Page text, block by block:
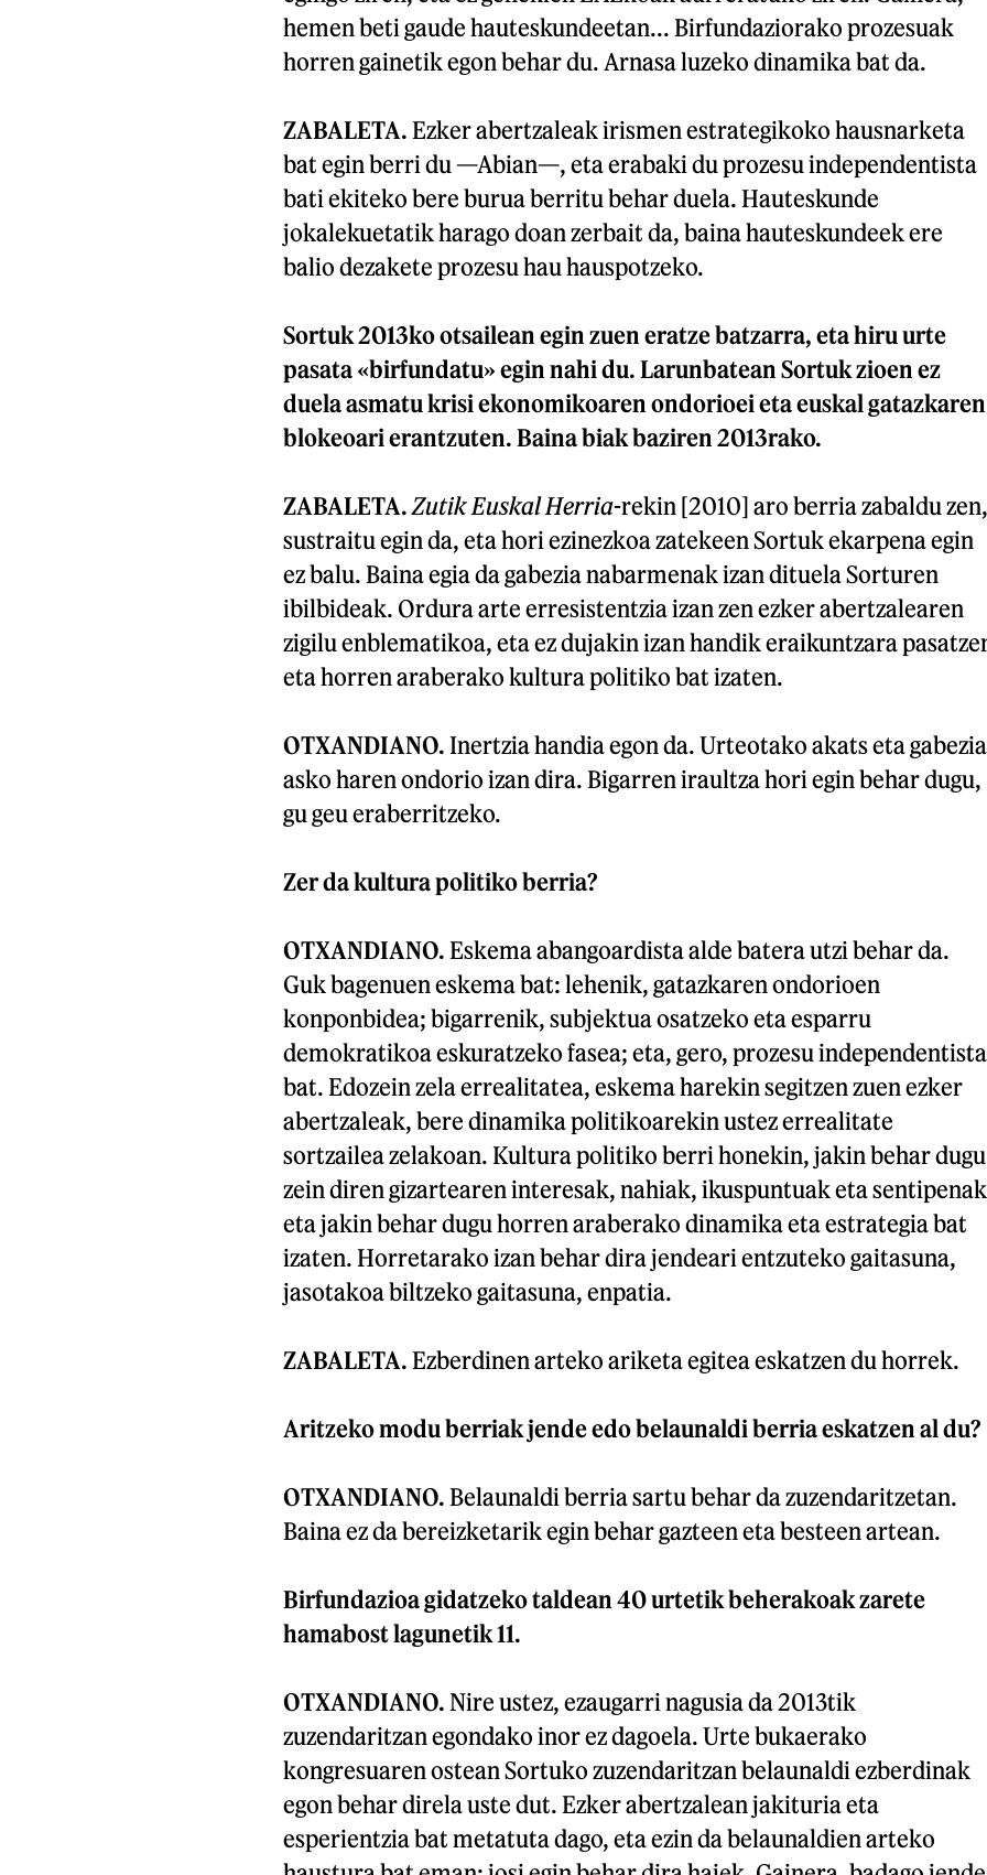
hemen beti gaude hauteskundeetan... Birfundaziorako prozesuak
horren gainetik egon behar du. Arnasa luzeko dinamika bat da.
ZABALETA. Ezker abertzaleak irismen estrategikoko hausnarketa
bat egin berri du —Abian—, eta erabaki du prozesu independentista
bati ekiteko bere burua berritu behar duela. Hauteskunde
jokalekuetatik harago doan zerbait da, baina hauteskundeek ere
balio dezakete prozesu hau hauspotzeko.
Sortuk 2013ko otsailean egin zuen eratze batzarra, eta hiru urte
pasata «birfundatu» egin nahi du. Larunbatean Sortuk zioen ez
duela asmatu krisi ekonomikoaren ondorioei eta euskal gatazkaren
blokeoari erantzuten. Baina biak baziren 2013rako.
ZABALETA. Zutik Euskal Herria-rekin [2010] aro berria zabaldu zen,
sustraitu egin da, eta hori ezinezkoa zatekeen Sortuk ekarpena egin
ez balu. Baina egia da gabezia nabarmenak izan dituela Sorturen
ibilbideak. Ordura arte erresistentzia izan zen ezker abertzalearen
zigilu enblematikoa, eta ez dujakin izan handik eraikuntzara
eta horren araberako kultura politiko bat izaten.
OTXANDIANO. Inertzia handia egon da. Urteotako akats eta gabezia
asko haren ondorio izan dira. Bigarren iraultza hori egin behar dugu,
gu geu eraberritzeko.
Zer da kultura politiko berria?
OTXANDIANO. Eskema abangoardista alde batera utzi behar da.
Guk bagenuen eskema bat: lehenik, gatazkaren ondorioen
konponbidea; bigarrenik, subjektua osatzeko eta esparru
demokratikoa eskuratzeko fasea; eta, gero, prozesu independentista
bat. Edozein zela errealitatea, eskema harekin segitzen zuen ezker
abertzaleak, bere dinamika politikoarekin ustez errealitate
sortzailea zelakoan. Kultura politiko berri honekin, jakin behar dugu
zein diren gizartearen interesak, nahiak, ikuspuntuak eta
eta jakin behar dugu horren araberako dinamika eta estrategia bat
izaten. Horretarako izan behar dira jendeari entzuteko gaitasuna,
jasotakoa biltzeko gaitasuna, enpatia.
ZABALETA. Ezberdinen arteko ariketa egitea eskatzen du horrek.
Aritzeko modu berriak jende edo belaunaldi berria eskatzen al du?
OTXANDIANO. Belaunaldi berria sartu behar da zuzendaritzetan.
Baina ez da bereizketarik egin behar gazteen eta besteen artean.
Birfundazioa gidatzeko taldean 40 urtetik beherakoak zarete
hamabost lagunetik 11.
OTXANDIANO. Nire ustez, ezaugarri nagusia da 2013tik
zuzendaritzan egondako inor ez dagoela. Urte bukaerako
kongresuaren ostean Sortuko zuzendaritzan belaunaldi ezberdinak
egon behar direla uste dut. Ezker abertzalean jakituria eta
esperientzia bat metatuta dago, eta ezin da belaunaldien arteko